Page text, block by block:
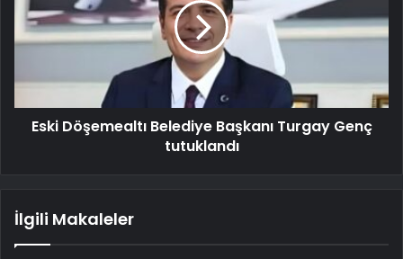
Eski Döşemealtı Belediye Başkanı Turgay Genç
tutuklandı
İlgili Makaleler